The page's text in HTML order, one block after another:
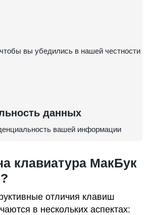
вы убедились в нашей честности
данных
вашей информации
клавиатура МакБук
отличия клавиш
в нескольких аспектах: